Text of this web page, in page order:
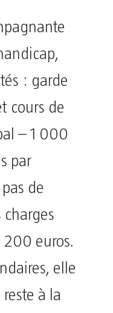
: garde
cours de
– 1 000
par
de
charges
200 euros.
elle
à la